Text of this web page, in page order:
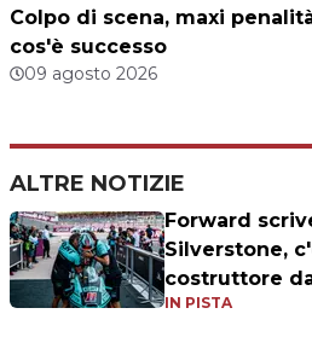
Colpo di scena, maxi
cos'è successo
09 agosto 2026
ALTRE NOTIZIE
Forward
Silverstone,
costruttore
IN PISTA